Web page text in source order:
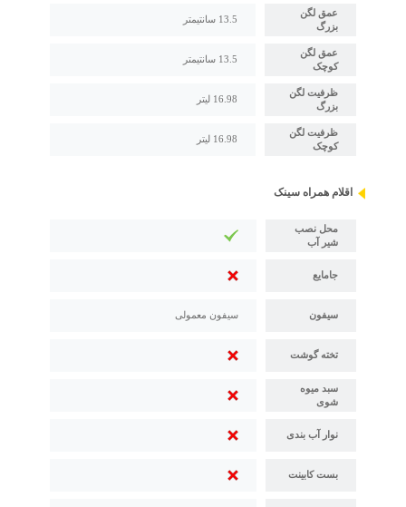
عمق لگن
بزرگ
13.5 سانتیمتر
عمق لگن
کوچک
13.5 سانتیمتر
ظرفیت لگن
بزرگ
16.98 لیتر
ظرفیت لگن
کوچک
16.98 لیتر
اقلام همراه سینک
محل نصب
شیر آب
جامایع
سیفون سیفون معمولی
تخته گوشت
سبد میوه
شوی
نوار آب بندی
بست کابینت